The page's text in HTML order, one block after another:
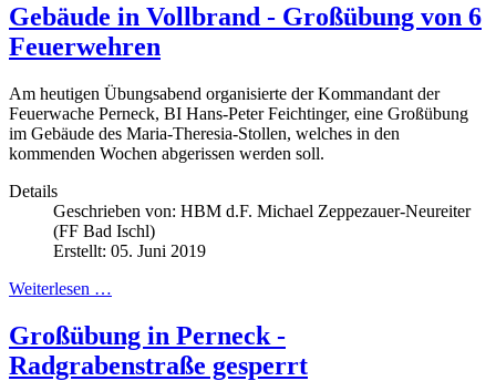
Gebäude in Vollbrand - Großübung von 6
Feuerwehren
Am heutigen Übungsabend organisierte der Kommandant der
Feuerwache Perneck, BI Hans-Peter Feichtinger, eine Großübung
im Gebäude des Maria-Theresia-Stollen, welches in den
kommenden Wochen abgerissen werden soll.
Details
Geschrieben von: HBM d.F. Michael Zeppezauer-Neureiter
(FF Bad Ischl)
Erstellt: 05. Juni 2019
Weiterlesen …
Großübung in Perneck -
Radgrabenstraße gesperrt